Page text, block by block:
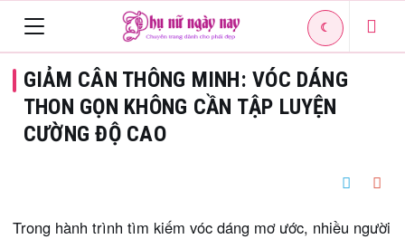
navigation
☾
GIẢM CÂN THÔNG MINH: VÓC DÁNG
THON GỌN KHÔNG CẦN TẬP LUYỆN
CƯỜNG ĐỘ CAO
Trong hành trình tìm kiếm vóc dáng mơ ước, nhiều người